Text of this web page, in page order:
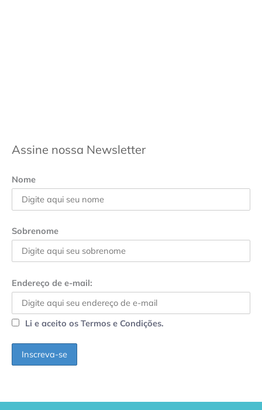
Assine nossa Newsletter
Nome
Sobrenome
Endereço de e-mail:
Li e aceito os Termos e Condições.